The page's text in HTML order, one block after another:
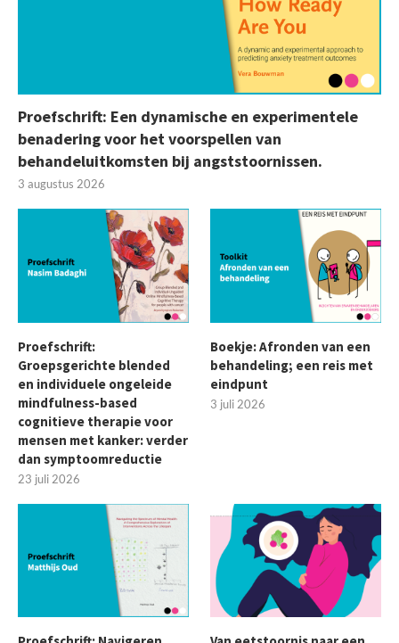
Proefschrift: Een dynamische en experimentele
benadering voor het voorspellen van
behandeluitkomsten bij angststoornissen.
3 augustus 2026
Proefschrift:
Groepsgerichte blended
en individuele ongeleide
mindfulness-based
cognitieve therapie voor
mensen met kanker: verder
dan symptoomreductie
23 juli 2026
Boekje: Afronden van een
behandeling; een reis met
eindpunt
3 juli 2026